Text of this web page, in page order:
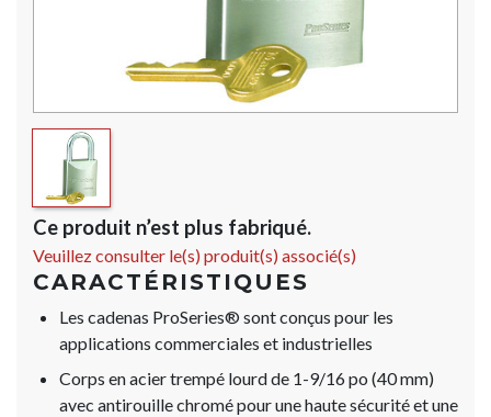
Ce produit n’est plus fabriqué.
Veuillez consulter le(s) produit(s) associé(s)
CARACTÉRISTIQUES
Les cadenas ProSeries® sont conçus pour les
applications commerciales et industrielles
Corps en acier trempé lourd de 1-9/16 po (40 mm)
avec antirouille chromé pour une haute sécurité et une